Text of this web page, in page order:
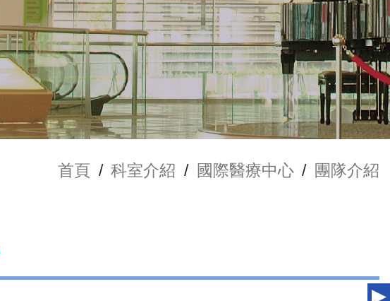
首頁 / 科室介紹 / 國際醫療中心 / 團隊介紹